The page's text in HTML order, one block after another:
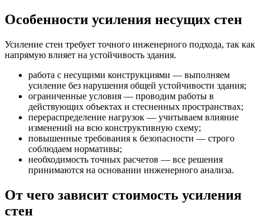
Особенности усиления несущих стен
Усиление стен требует точного инженерного подхода, так как
напрямую влияет на устойчивость здания.
работа с несущими конструкциями — выполняем
усиление без нарушения общей устойчивости здания;
ограниченные условия — проводим работы в
действующих объектах и стесненных пространствах;
перераспределение нагрузок — учитываем влияние
изменений на всю конструктивную схему;
повышенные требования к безопасности — строго
соблюдаем нормативы;
необходимость точных расчетов — все решения
принимаются на основании инженерного анализа.
От чего зависит стоимость усиления
стен